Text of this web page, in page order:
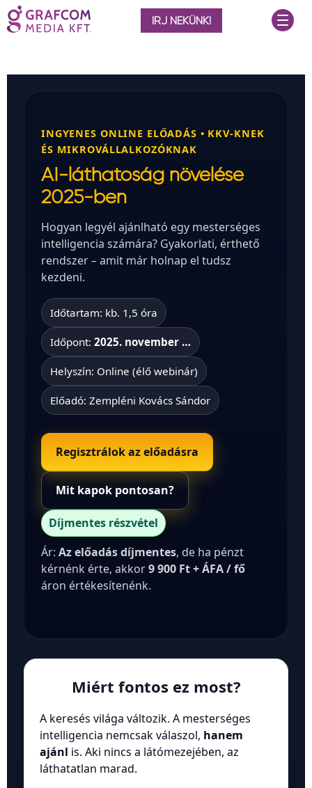
ÍRJ NEKÜNK!
INGYENES ONLINE ELŐADÁS • KKV-KNEK
ÉS MIKROVÁLLALKOZÓKNAK
AI-láthatóság növelése
2025-ben
Hogyan legyél ajánlható egy mesterséges
intelligencia számára? Gyakorlati, érthető
rendszer – amit már holnap el tudsz
kezdeni.
Időtartam: kb. 1,5 óra
Időpont: 2025. november …
Helyszín: Online (élő webinár)
Előadó: Zempléni Kovács Sándor
Regisztrálok az előadásra
Mit kapok pontosan?
Díjmentes részvétel
Ár: Az előadás díjmentes, de ha pénzt
kérnénk érte, akkor9 900 Ft + ÁFA / fő
áron értékesítenénk.
Miért fontos ez most?
A keresés világa változik. A mesterséges
intelligencia nemcsak válaszol, hanem
ajánl is. Aki nincs a látómezejében, az
láthatatlan marad.